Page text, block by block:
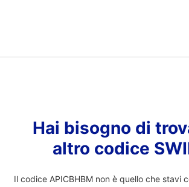
Hai bisogno di
altro codice
Il codice APICBHBM non è quello che stavi